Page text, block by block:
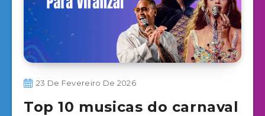
23 De Fevereiro De 2026
Top 10 musicas do carnaval